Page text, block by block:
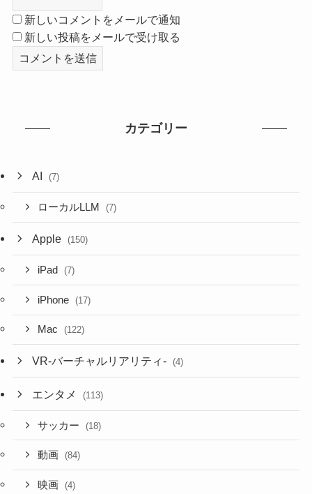
新しいコメントをメールで通知
新しい投稿をメールで受け取る
カテゴリー
AI (7)
ローカルLLM (7)
Apple (150)
iPad (7)
iPhone (17)
Mac (122)
VR-バーチャルリアリティ- (4)
エンタメ (113)
サッカー (18)
動画 (84)
映画 (4)